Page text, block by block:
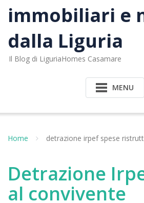
immobiliari e
dalla Liguria
Il Blog di LiguriaHomes Casamare
MENU
Home detrazione irpef spese
Detrazione
al convivente